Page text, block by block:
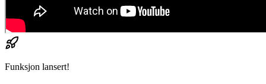
Funksjon lansert!